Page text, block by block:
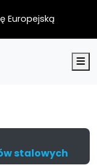
Europejską
stalowych